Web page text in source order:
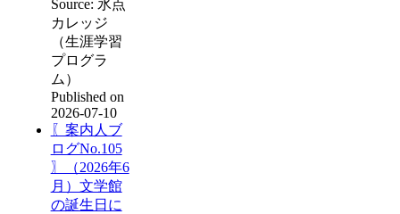
Source: 氷点
カレッジ
（生涯学習
プログラ
ム）
Published on
2026-07-10
〖案内人ブ
ログNo.105
〗（2026年6
月）文学館
の誕生日に